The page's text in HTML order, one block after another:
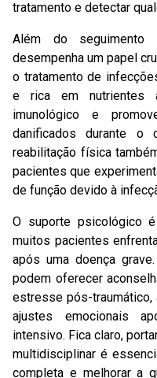
tratamento e detectar
Além do seguimento
desempenha um papel
o tratamento de
e rica em nutrientes
imunológico e
danificados durante o
reabilitação física
pacientes que
de função devido à
O suporte psicológico
muitos pacientes
após uma doença
podem oferecer
estresse pós-traumático,
ajustes emocionais
intensivo. Fica claro,
multidisciplinar é
completa e melhorar a